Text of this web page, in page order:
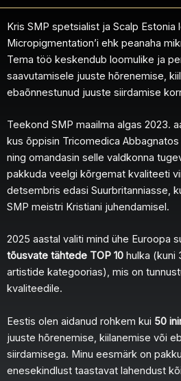
Kris SMP spetsialist ja Scalp
Micropigmentation’i ehk peanaha
Tema töö keskendub loomulike ja
saavutamisele juuste hõrenemise,
ebaõnnestunud juuste siirdamise
Teekond SMP maailma algas 2023.
kus õppisin Tricomedica
ning omandasin selle valdkonna
pakkuda veelgi kõrgemat kvaliteeti
detsembris edasi Suurbritanniasse,
SMP meistri Kristiani juhendamisel.
2025 aastal valiti mind ühe Euroopa
tõusvate tähtede TOP 10 hulka (kuni
artistide kategoorias), mis on
kvaliteedile.
Eestis olen aidanud rohkem kui 50
juuste hõrenemise, kiilanemise või
siirdamisega. Minu eesmärk on
enesekindlust taastavat lahendust